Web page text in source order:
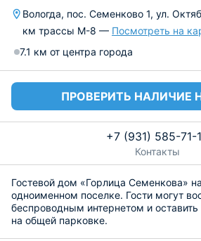
Вологда, пос. Семенково 1, ул.
км трассы М-8 — Посмотреть на
7.1 км от центра города
ПРОВЕРИТЬ НАЛИЧИЕ
+7 (931) 585-71-
Контакты
Гостевой дом «Горлица Семенкова»
одноименном поселке. Гости могут
беспроводным интернетом и
на общей парковке.